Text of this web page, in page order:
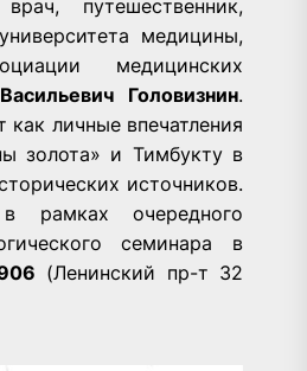
путешественник,
медицины,
медицинских
Головизнин.
как личные впечатления
золота» и Тимбукту в
источников.
рамках очередного
семинара в
(Ленинский пр-т 32